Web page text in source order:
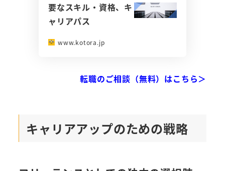
要なスキル・資格、キ
ャリアパス
www.kotora.jp
転職のご相談（無料）はこちら＞
キャリアアップのための戦略